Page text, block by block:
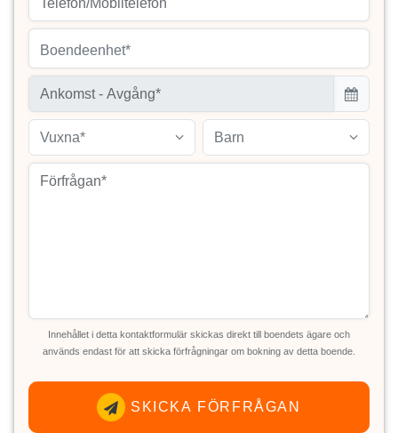
Boendeenhet*
Vuxna* Barn
Innehållet i detta kontaktformulär skickas direkt till boendets ägare och
används endast för att skicka förfrågningar om bokning av detta boende.
SKICKA FÖRFRÅGAN